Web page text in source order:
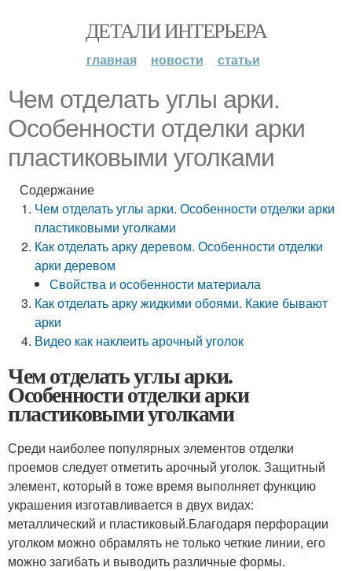
ДЕТАЛИ ИНТЕРЬЕРА
главная новости статьи
Чем отделать углы арки.
Особенности отделки арки
пластиковыми уголками
Содержание
Чем отделать углы арки. Особенности отделки арки
пластиковыми уголками
Как отделать арку деревом. Особенности отделки
арки деревом
Свойства и особенности материала
Как отделать арку жидкими обоями. Какие бывают
арки
Видео как наклеить арочный уголок
Чем отделать углы арки.
Особенности отделки арки
пластиковыми уголками
Среди наиболее популярных элементов отделки
проемов следует отметить арочный уголок. Защитный
элемент, который в тоже время выполняет функцию
украшения изготавливается в двух видах:
металлический и пластиковый.Благодаря перфорации
уголком можно обрамлять не только четкие линии, его
можно загибать и выводить различные формы.